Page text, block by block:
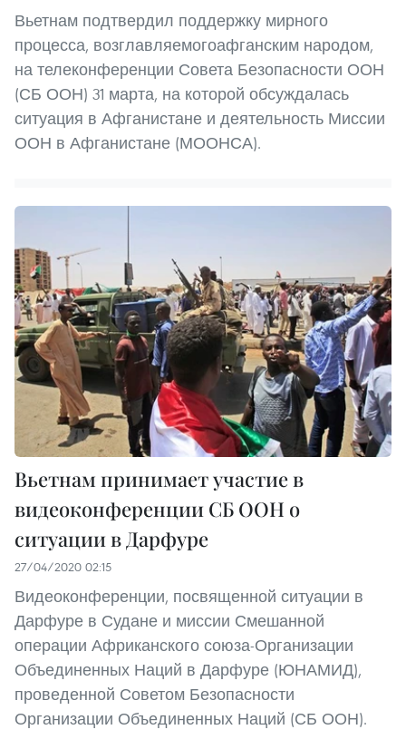
Вьетнам подтвердил поддержку мирного
процесса, возглавляемогоафганским народом,
на телеконференции Совета Безопасности ООН
(СБ ООН) 31 марта, на которой обсуждалась
ситуация в Афганистане и деятельность Миссии
ООН в Афганистане (МООНСА).
Вьетнам принимает участие в
видеоконференции СБ ООН о
ситуации в Дарфуре
27/04/2020 02:15
Видеоконференции, посвященной ситуации в
Дарфуре в Судане и миссии Смешанной
операции Африканского союза-Организации
Объединенных Наций в Дарфуре (ЮНАМИД),
проведенной Советом Безопасности
Организации Объединенных Наций (СБ ООН).